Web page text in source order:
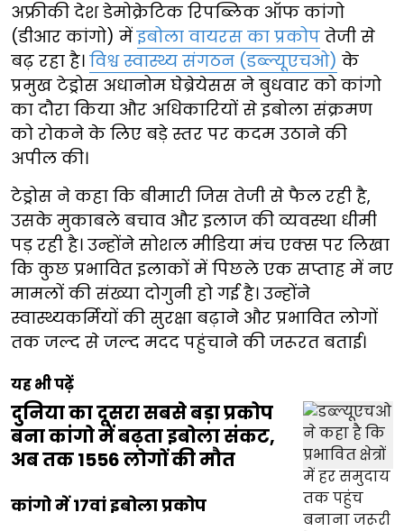
अफ्रीकी देश डेमोक्रेटिक रिपब्लिक ऑफ कांगो
(डीआर कांगो) मेंइबोला वायरस का प्रकोप तेजी से
बढ़ रहा है। विश्व स्वास्थ्य संगठन (डब्ल्यूएचओ) के
प्रमुख टेड्रोस अधानोम घेब्रेयेसस ने बुधवार को कांगो
का दौरा किया और अधिकारियों से इबोला संक्रमण
को रोकने के लिए बड़े स्तर पर कदम उठाने की
अपील की।
टेड्रोस ने कहा कि बीमारी जिस तेजी से फैल रही है,
उसके मुकाबले बचाव और इलाज की व्यवस्था धीमी
पड़ रही है। उन्होंने सोशल मीडिया मंच एक्स पर लिखा
कि कुछ प्रभावित इलाकों में पिछले एक सप्ताह में नए
मामलों की संख्या दोगुनी हो गई है। उन्होंने
स्वास्थ्यकर्मियों की सुरक्षा बढ़ाने और प्रभावित लोगों
तक जल्द से जल्द मदद पहुंचाने की जरूरत बताई।
यह भी पढ़ें
दुनिया का दूसरा सबसे बड़ा प्रकोप
बना कांगो में बढ़ता इबोला संकट,
अब तक 1556 लोगों की मौत
कांगो में 17वां इबोला प्रकोप